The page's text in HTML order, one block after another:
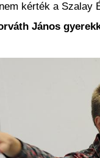
kérték a Szalay
János